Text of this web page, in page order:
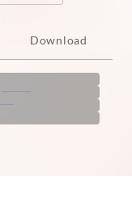
Download